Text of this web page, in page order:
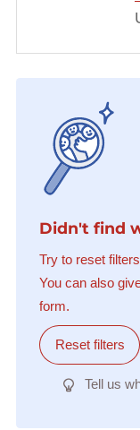
Didn't find
Try to reset
You can also
form.
Reset filters
Tell us